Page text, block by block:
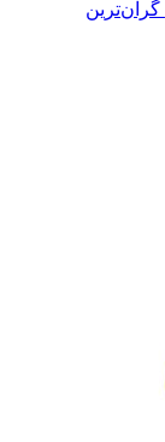
گران‌ترین